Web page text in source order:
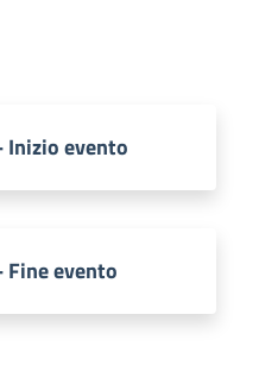
Inizio evento
Fine evento